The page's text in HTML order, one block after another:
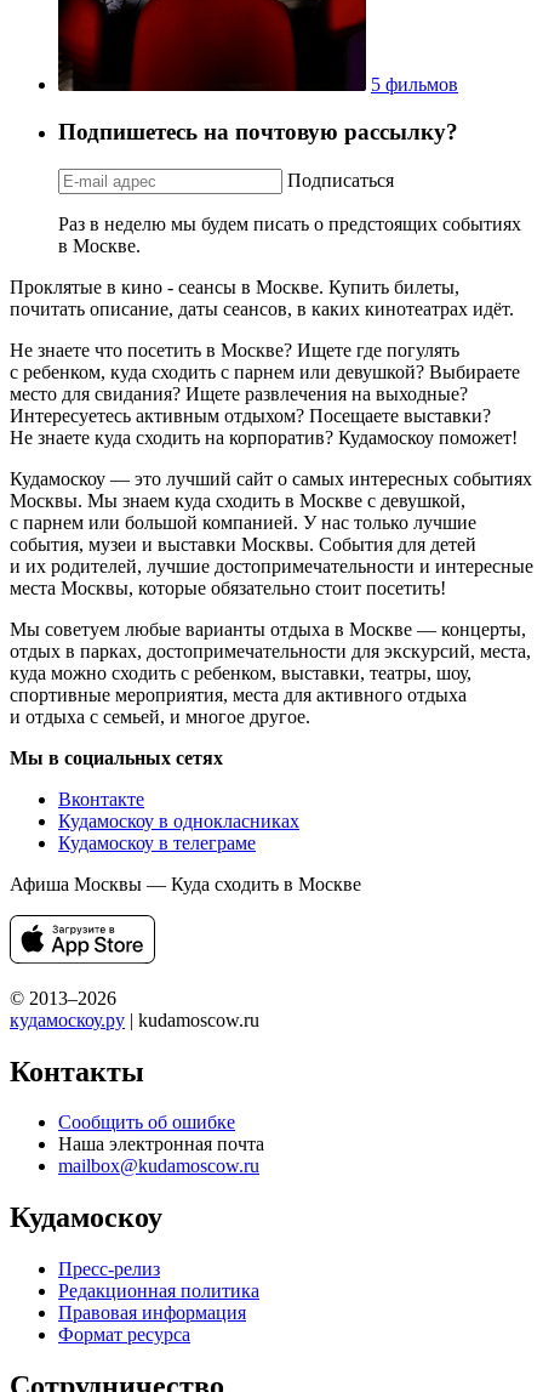
5 фильмов
Подпишетесь на почтовую рассылку?
Подписаться
Раз в неделю мы будем писать о предстоящих событиях
в Москве.
Проклятые в кино - сеансы в Москве. Купить билеты,
почитать описание, даты сеансов, в каких кинотеатрах идёт.
Не знаете что посетить в Москве? Ищете где погулять
с ребенком, куда сходить с парнем или девушкой? Выбираете
место для свидания? Ищете развлечения на выходные?
Интересуетесь активным отдыхом? Посещаете выставки?
Не знаете куда сходить на корпоратив? Кудамоскоу поможет!
Кудамоскоу — это лучший сайт о самых интересных событиях
Москвы. Мы знаем куда сходить в Москве с девушкой,
с парнем или большой компанией. У нас только лучшие
события, музеи и выставки Москвы. События для детей
и их родителей, лучшие достопримечательности и интересные
места Москвы, которые обязательно стоит посетить!
Мы советуем любые варианты отдыха в Москве — концерты,
отдых в парках, достопримечательности для экскурсий, места,
куда можно сходить с ребенком, выставки, театры, шоу,
спортивные мероприятия, места для активного отдыха
и отдыха с семьей, и многое другое.
Мы в социальных сетях
Вконтакте
Кудамоскоу в однокласниках
Кудамоскоу в телеграме
Афиша Москвы — Куда сходить в Москве
© 2013–2026
кудамоскоу.ру | kudamoscow.ru
Контакты
Сообщить об ошибке
Наша электронная почта
mailbox@kudamoscow.ru
Кудамоскоу
Пресс-релиз
Редакционная политика
Правовая информация
Формат ресурса